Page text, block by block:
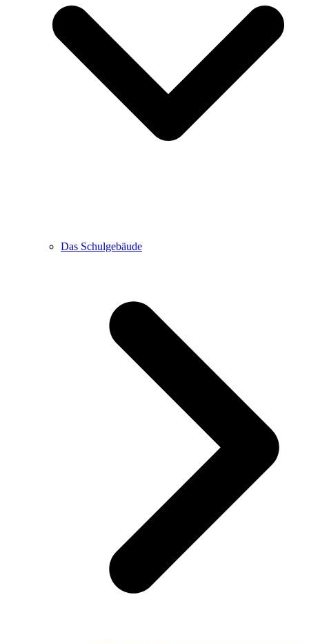
Das Schulgebäude